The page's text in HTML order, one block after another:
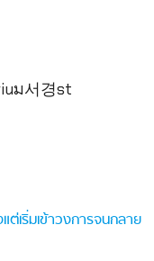
ม서경st
เริ่มเข้าวงการจนกลาย